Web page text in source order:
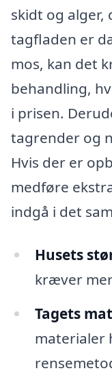
skidt og alger,
tagfladen er
mos, kan det
behandling,
i prisen.
tagrender og
Hvis der er
medføre
indgå i det
Husets
kræver
Tagets
materialer